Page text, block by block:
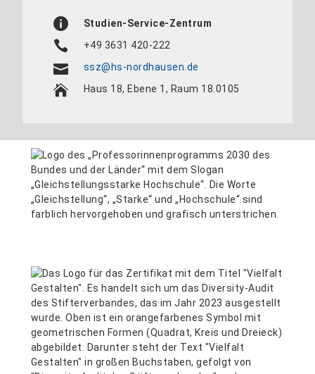
Studien-Service-Zentrum
+49 3631 420-222
ssz@hs-nordhausen.de
Haus 18, Ebene 1, Raum 18.0105